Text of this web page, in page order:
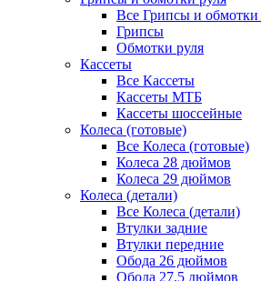
Все Грипсы и обмотки
Грипсы
Обмотки руля
Кассеты
Все Кассеты
Кассеты МТБ
Кассеты шоссейные
Колеса (готовые)
Все Колеса (готовые)
Колеса 28 дюймов
Колеса 29 дюймов
Колеса (детали)
Все Колеса (детали)
Втулки задние
Втулки передние
Обода 26 дюймов
Обода 27.5 дюймов